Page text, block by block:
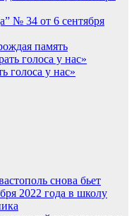
№ 34 от 6 сентября
память
голоса у нас»
снова бьет
2022 года в школу